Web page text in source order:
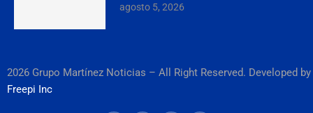
agosto 5, 2026
2026 Grupo Martínez Noticias – All Right Reserved. Developed by
Freepi Inc